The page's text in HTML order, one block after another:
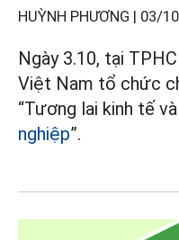
HUỲNH PHƯƠNG | 03/
Ngày 3.10, tại
Việt Nam tổ chức
“Tương lai kinh tế
nghiệp”.